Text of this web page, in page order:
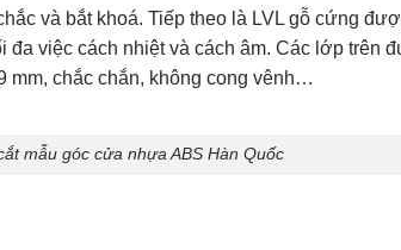
và bắt khoá. Tiếp theo là LVL gỗ cứng
việc cách nhiệt và cách âm. Các lớp trên
mm, chắc chắn, không cong vênh…
mẫu góc cửa nhựa ABS Hàn Quốc